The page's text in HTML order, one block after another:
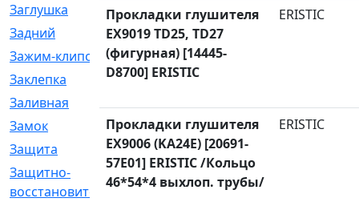
Заглушка
[21]
Задний
[528]
Зажим-клипса
[1]
Заклепка
[1]
Заливная
[4]
Замок
[12]
Защита
[79]
Защитно-
восстановительный
[4]
Прокладки глушителя
EX9019 TD25, TD27
(фигурная) [14445-
D8700] ERISTIC
ERISTIC
Прокладки глушителя
EX9006 (KA24E) [20691-
57E01] ERISTIC /Кольцо
46*54*4 выхлоп. трубы/
ERISTIC